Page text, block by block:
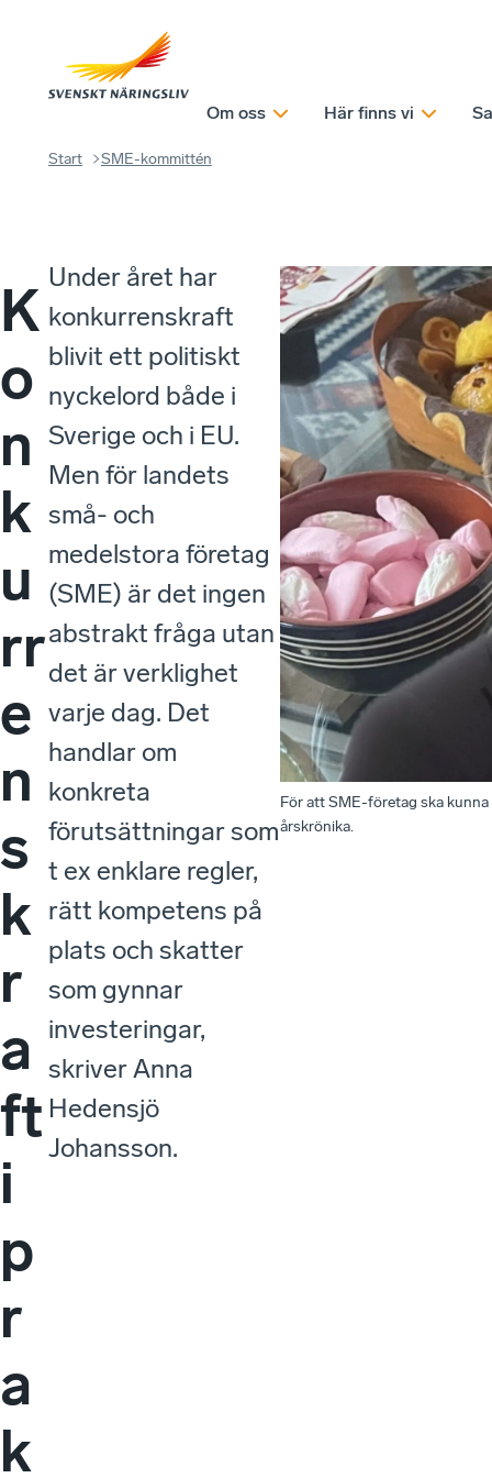
Om oss Här finns vi
Start SME-kommittén
K
o
n
k
u
rr
e
n
s
k
r
a
ft
i
p
r
a
k
Under året har
konkurrenskraft
blivit ett politiskt
nyckelord både i
Sverige och i EU.
Men för landets
små- och
medelstora företag
(SME) är det ingen
abstrakt fråga utan
det är verklighet
varje dag. Det
handlar om
konkreta
förutsättningar som
t ex enklare regler,
rätt kompetens på
plats och skatter
som gynnar
investeringar,
skriver Anna
Hedensjö
Johansson.
För att SME-företag ska
årskrönika.